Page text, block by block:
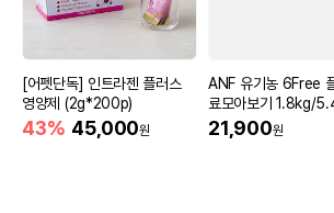
상품 필수 정보
[어펫단독] 인트라젠 플러스
영양제 (2g*200p)
43% 45,000원
ANF 유기농 6Free
료모아보기 1.8kg/
21,900원